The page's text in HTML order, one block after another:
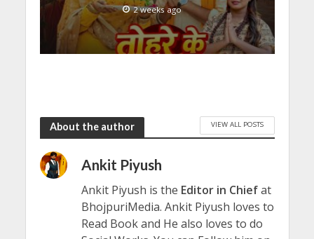
2 weeks ago
About the author VIEW ALL POSTS
Ankit Piyush
Ankit Piyush is the Editor in Chiefat
BhojpuriMedia. Ankit Piyush loves to
Read Book and He also loves to do